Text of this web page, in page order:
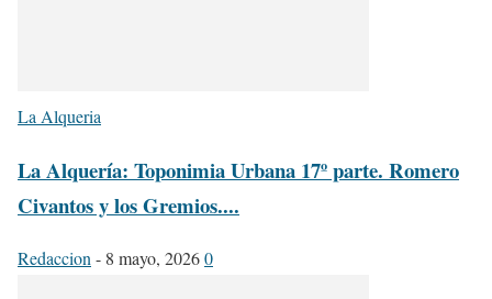
La Alqueria
La Alquería: Toponimia Urbana 17º parte. Romero
Civantos y los Gremios....
Redaccion- 8 mayo, 20260